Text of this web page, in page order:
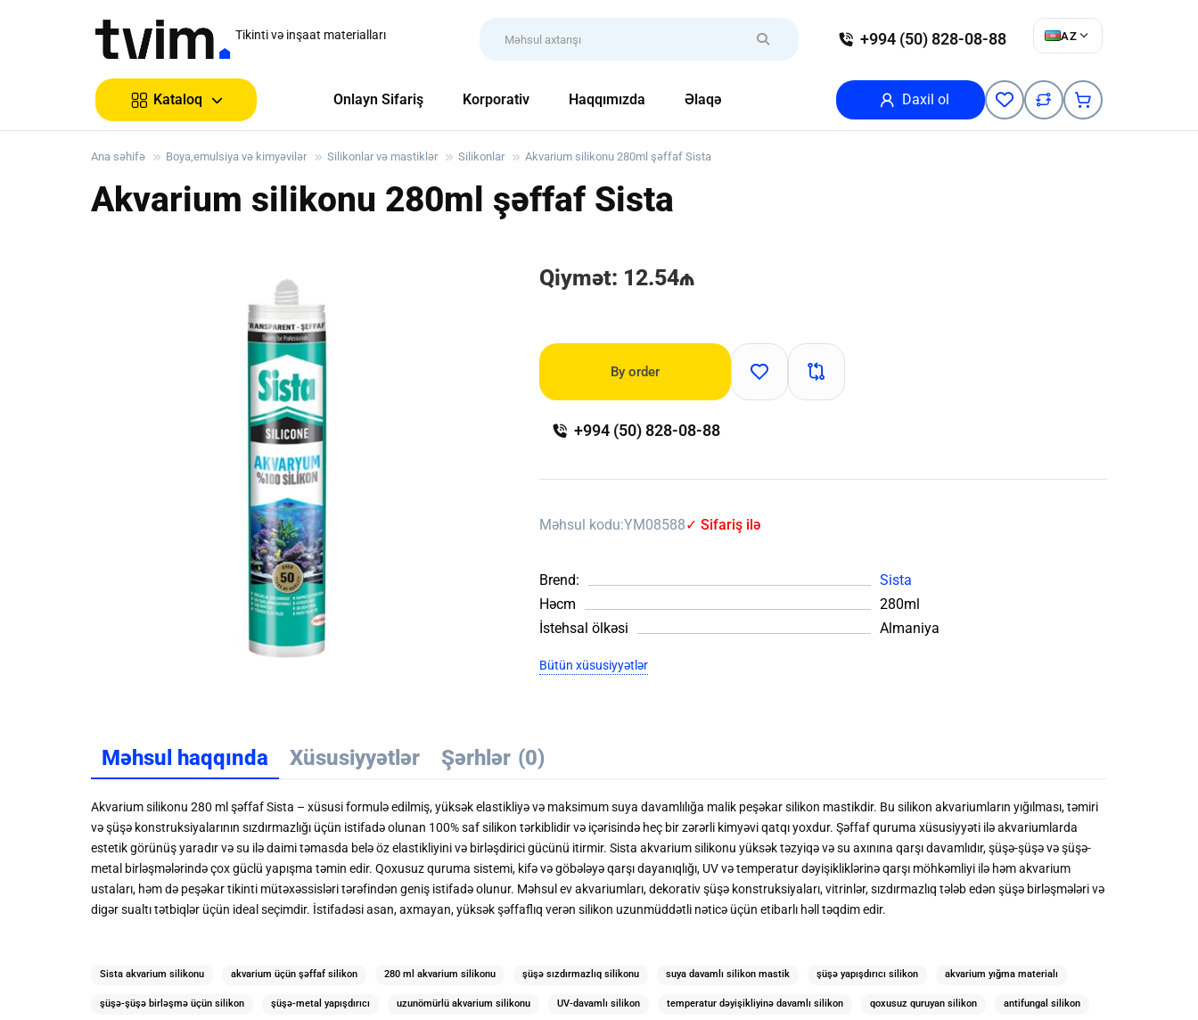
Tikinti və inşaat materialları +994 (50) 828-08-88 AZ
Kataloq Onlayn Sifariş Korporativ Haqqımızda Əlaqə Daxil ol
Ana səhifə Boya,emulsiya və kimyəvilər Silikonlar və mastiklər Silikonlar Akvarium silikonu 280ml şəffaf Sista
Akvarium silikonu 280ml şəffaf Sista
Qiymət: 12.54₼
By order
+994 (50) 828-08-88
Məhsul kodu:YM08588✓ Sifariş ilə
Brend:
Sista
Həcm
280ml
İstehsal ölkəsi
Almaniya
Bütün xüsusiyyətlər
Məhsul haqqında Xüsusiyyətlər Şərhlər (0)
Akvarium silikonu 280 ml şəffaf Sista – xüsusi formulə edilmiş, yüksək elastikliyə və maksimum suya davamlılığa malik peşəkar silikon mastikdir. Bu silikon akvariumların yığılması, təmiri
və şüşə konstruksiyalarının sızdırmazlığı üçün istifadə olunan 100% saf silikon tərkiblidir və içərisində heç bir zərərli kimyəvi qatqı yoxdur. Şəffaf quruma xüsusiyyəti ilə akvariumlarda
estetik görünüş yaradır və su ilə daimi təmasda belə öz elastikliyini və birləşdirici gücünü itirmir. Sista akvarium silikonu yüksək təzyiqə və su axınına qarşı davamlıdır, şüşə-şüşə və şüşə-
metal birləşmələrində çox güclü yapışma təmin edir. Qoxusuz quruma sistemi, kifə və göbələyə qarşı dayanıqlığı, UV və temperatur dəyişikliklərinə qarşı möhkəmliyi ilə həm akvarium
ustaları, həm də peşəkar tikinti mütəxəssisləri tərəfindən geniş istifadə olunur. Məhsul ev akvariumları, dekorativ şüşə konstruksiyaları, vitrinlər, sızdırmazlıq tələb edən şüşə birləşmələri və
digər sualtı tətbiqlər üçün ideal seçimdir. İstifadəsi asan, axmayan, yüksək şəffaflıq verən silikon uzunmüddətli nəticə üçün etibarlı həll təqdim edir.
Sista akvarium silikonu akvarium üçün şəffaf silikon 280 ml akvarium silikonu şüşə sızdırmazlıq silikonu suya davamlı silikon mastik şüşə yapışdırıcı silikon akvarium yığma materialı
şüşə-şüşə birləşmə üçün silikon şüşə-metal yapışdırıcı uzunömürlü akvarium silikonu UV-davamlı silikon temperatur dəyişikliyinə davamlı silikon qoxusuz quruyan silikon antifungal silikon